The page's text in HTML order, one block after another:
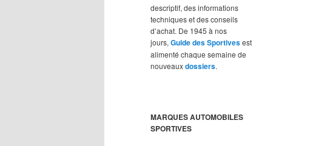
descriptif, des informations
techniques et des conseils
d’achat. De 1945 à nos
jours, Guide des Sportivesest
alimenté chaque semaine de
nouveauxdossiers.
MARQUES AUTOMOBILES
SPORTIVES